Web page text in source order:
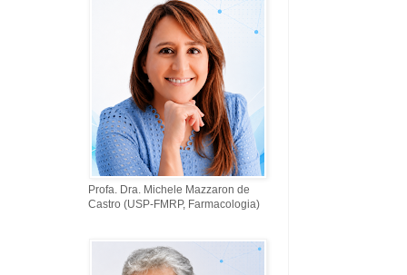
Profa. Dra. Michele Mazzaron de
Castro (USP-FMRP, Farmacologia)